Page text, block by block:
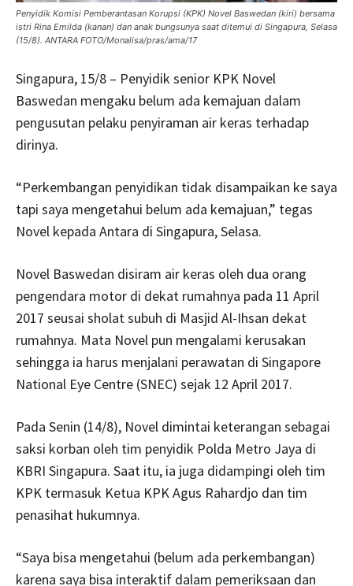
Penyidik Komisi Pemberantasan Korupsi (KPK) Novel Baswedan (kiri) bersama
istri Rina Emilda (kanan) dan anak bungsunya saat ditemui di Singapura, Selasa
(15/8). ANTARA FOTO/Monalisa/pras/ama/17
Singapura, 15/8 – Penyidik senior KPK Novel
Baswedan mengaku belum ada kemajuan dalam
pengusutan pelaku penyiraman air keras terhadap
dirinya.
“Perkembangan penyidikan tidak disampaikan ke saya
tapi saya mengetahui belum ada kemajuan,” tegas
Novel kepada Antara di Singapura, Selasa.
Novel Baswedan disiram air keras oleh dua orang
pengendara motor di dekat rumahnya pada 11 April
2017 seusai sholat subuh di Masjid Al-Ihsan dekat
rumahnya. Mata Novel pun mengalami kerusakan
sehingga ia harus menjalani perawatan di Singapore
National Eye Centre (SNEC) sejak 12 April 2017.
Pada Senin (14/8), Novel dimintai keterangan sebagai
saksi korban oleh tim penyidik Polda Metro Jaya di
KBRI Singapura. Saat itu, ia juga didampingi oleh tim
KPK termasuk Ketua KPK Agus Rahardjo dan tim
penasihat hukumnya.
“Saya bisa mengetahui (belum ada perkembangan)
karena saya bisa interaktif dalam pemeriksaan dan